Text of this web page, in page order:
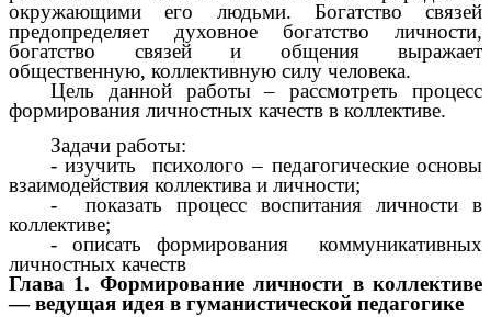
окружающими его людьми. Богатство связей
предопределяет духовное богатство личности,
богатство связей и общения выражает
общественную, коллективную силу человека.
Цель данной работы – рассмотреть процесс
формирования личностных качеств в коллективе.
Задачи работы:
- изучить психолого – педагогические основы
взаимодействия коллектива и личности;
- показать процесс воспитания личности в
коллективе;
- описать формирования коммуникативных
личностных качеств
Глава 1. Формирование личности в коллективе
— ведущая идея в гуманистической педагогике